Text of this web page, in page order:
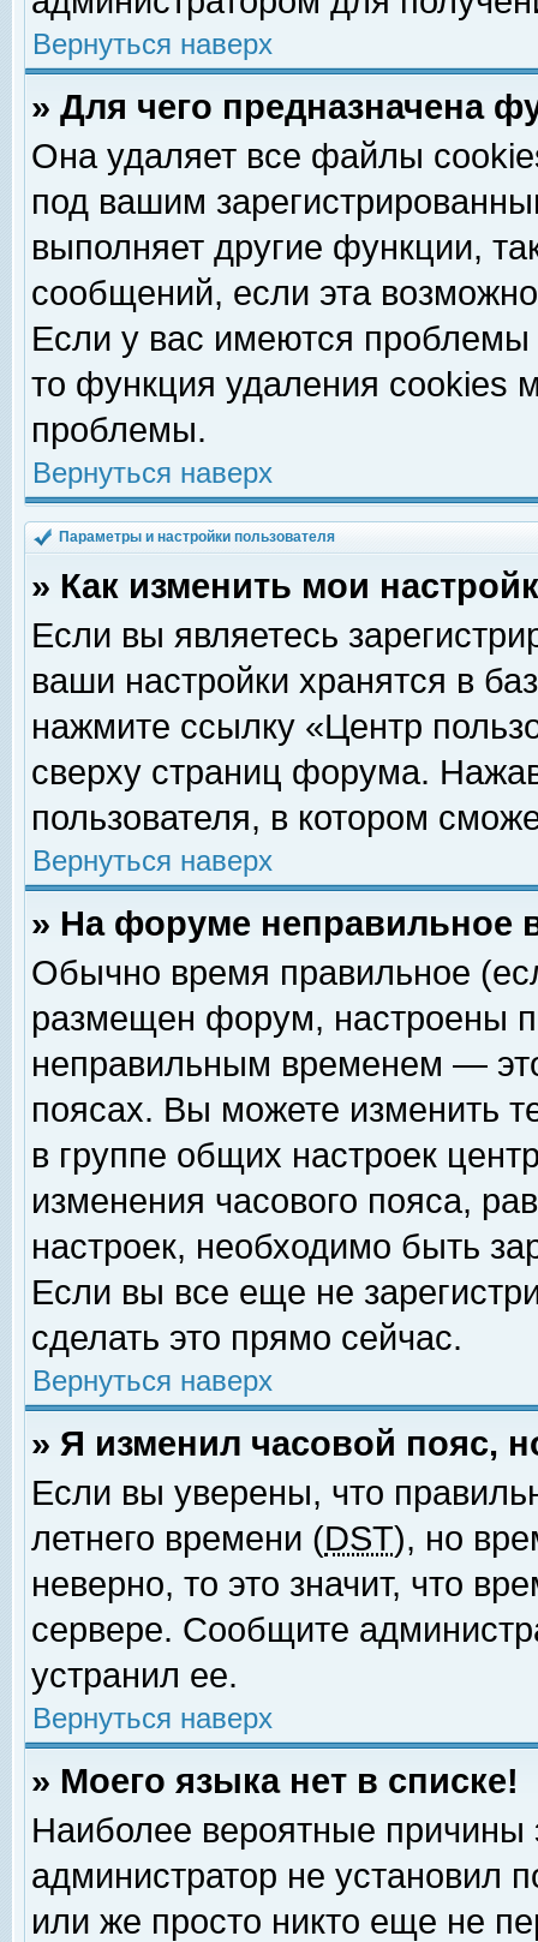
Вернуться наверх
» Для чего предназначена
Она удаляет все файлы
под вашим
выполняет другие функции,
сообщений, если эта
Если у вас имеются
то функция удаления cookies
проблемы.
Вернуться наверх
Параметры и настройки пользователя
» Как изменить мои
Если вы являетесь
ваши настройки хранятся в
нажмите ссылку «Центр
сверху страниц форума.
пользователя, в котором
Вернуться наверх
» На форуме неправильное
Обычно время правильное
размещен форум, настроены
неправильным временем —
поясах. Вы можете изменить
в группе общих настроек
изменения часового пояса,
настроек, необходимо быть
Если вы все еще не
сделать это прямо сейчас.
Вернуться наверх
» Я изменил часовой пояс,
Если вы уверены, что
летнего времени (DST), но
неверно, то это значит, что
сервере. Сообщите
устранил ее.
Вернуться наверх
» Моего языка нет в списке!
Наиболее вероятные причины
администратор не установил
или же просто никто еще не